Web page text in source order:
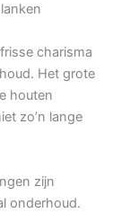
charisma
Het grote
houten
zo’n lange
zijn
onderhoud.